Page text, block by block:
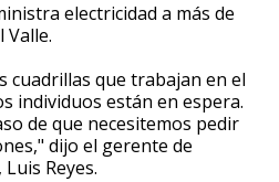
electricidad a más de
Valle.
cuadrillas que trabajan en el
individuos están en espera.
de que necesitemos pedir
dijo el gerente de
Reyes.